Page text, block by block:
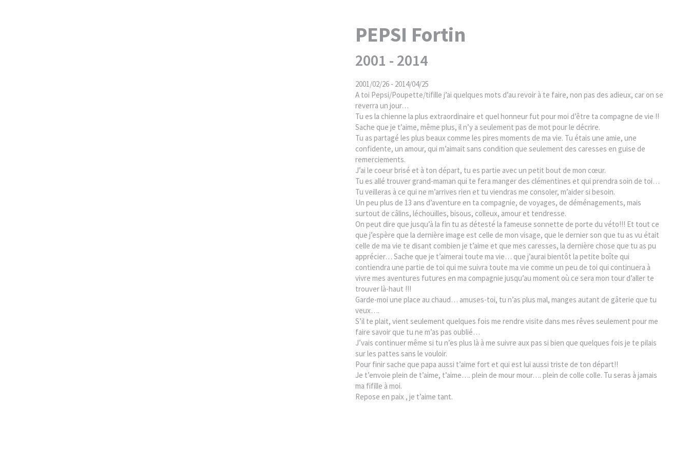
PEPSI Fortin
2001 - 2014
2001/02/26 - 2014/04/25
A toi Pepsi/Poupette/tifille j’ai quelques mots d’au revoir à te faire, non pas des adieux, car on se
reverra un jour…
Tu es la chienne la plus extraordinaire et quel honneur fut pour moi d’être ta compagne de vie !!
Sache que je t’aime, même plus, il n’y a seulement pas de mot pour le décrire.
Tu as partagé les plus beaux comme les pires moments de ma vie. Tu étais une amie, une
confidente, un amour, qui m’aimait sans condition que seulement des caresses en guise de
remerciements.
J’ai le coeur brisé et à ton départ, tu es partie avec un petit bout de mon cœur.
Tu es allé trouver grand-maman qui te fera manger des clémentines et qui prendra soin de toi…
Tu veilleras à ce qui ne m’arrives rien et tu viendras me consoler, m’aider si besoin.
Un peu plus de 13 ans d’aventure en ta compagnie, de voyages, de déménagements, mais
surtout de câlins, léchouilles, bisous, colleux, amour et tendresse.
On peut dire que jusqu’à la fin tu as détesté la fameuse sonnette de porte du véto!!! Et tout ce
que j’espère que la dernière image est celle de mon visage, que le dernier son que tu as vu était
celle de ma vie te disant combien je t’aime et que mes caresses, la dernière chose que tu as pu
apprécier… Sache que je t’aimerai toute ma vie… que j’aurai bientôt la petite boîte qui
contiendra une partie de toi qui me suivra toute ma vie comme un peu de toi qui continuera à
vivre mes aventures futures en ma compagnie jusqu’au moment où ce sera mon tour d’aller te
trouver là-haut !!!
Garde-moi une place au chaud… amuses-toi, tu n’as plus mal, manges autant de gâterie que tu
veux….
S’il te plait, vient seulement quelques fois me rendre visite dans mes rêves seulement pour me
faire savoir que tu ne m’as pas oublié…
J’vais continuer même si tu n’es plus là à me suivre aux pas si bien que quelques fois je te pilais
sur les pattes sans le vouloir.
Pour finir sache que papa aussi t’aime fort et qui est lui aussi triste de ton départ!!
Je t’envoie plein de t’aime, t’aime…. plein de mour mour…. plein de colle colle. Tu seras à jamais
ma fifille à moi.
Repose en paix , je t’aime tant.